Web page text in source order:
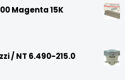
Magenta 15K
/ NT 6.490-215.0